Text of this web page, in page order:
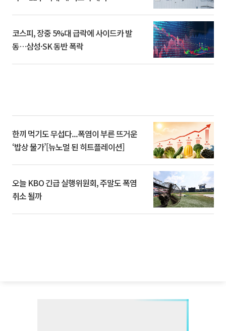
코스피, 장중 5%대 급락에 사이드카 발
동…삼성·SK 동반 폭락
한끼 먹기도 무섭다...폭염이 부른 뜨거운
‘밥상 물가’[뉴노멀 된 히트플레이션]
오늘 KBO 긴급 실행위원회, 주말도 폭염
취소 될까